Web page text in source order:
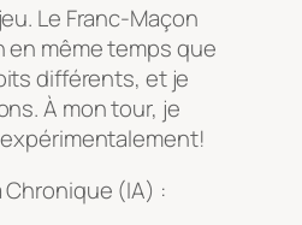
Le Franc-Maçon
même temps que
différents, et je
À mon tour, je
Chronique (IA) :